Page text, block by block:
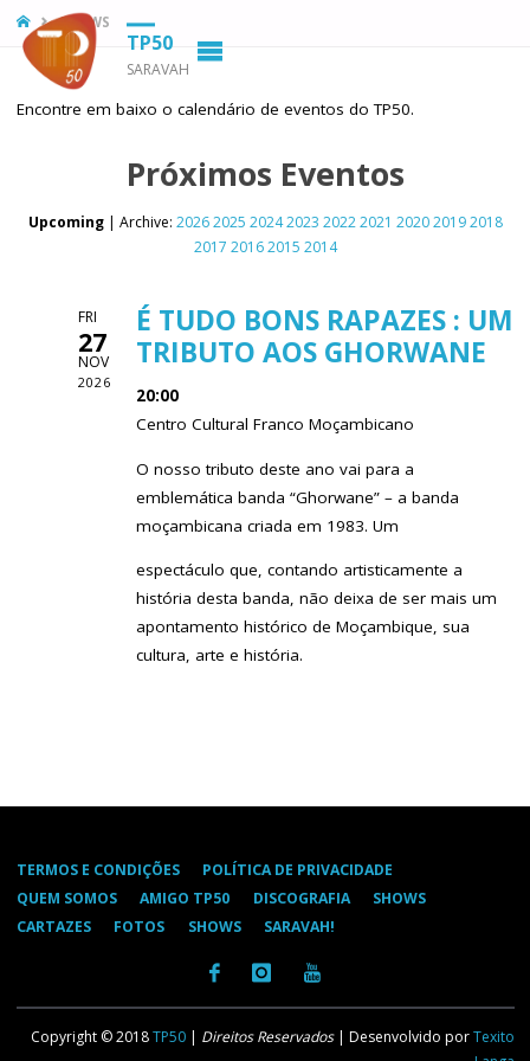
TP50
SARAVAH
HOMESHOWS
Encontre em baixo o calendário de eventos do TP50.
Próximos Eventos
Upcoming| Archive: 2026 2025 2024 2023 2022 2021 2020 2019 2018
2017 2016 2015 2014
FRI
27
NOV
2026
É TUDO BONS RAPAZES : UM
TRIBUTO AOS GHORWANE
20:00
Centro Cultural Franco Moçambicano
O nosso tributo deste ano vai para a
emblemática banda “Ghorwane” – a banda
moçambicana criada em 1983. Um
espectáculo que, contando artisticamente a
história desta banda, não deixa de ser mais um
apontamento histórico de Moçambique, sua
cultura, arte e história.
TERMOS E CONDIÇÕES
POLÍTICA DE PRIVACIDADE
QUEM SOMOS
AMIGO TP50 DISCOGRAFIA
SHOWS
CARTAZES
FOTOS SHOWS SARAVAH!
Copyright © 2018TP50 | Direitos Reservados| Desenvolvido porTexito